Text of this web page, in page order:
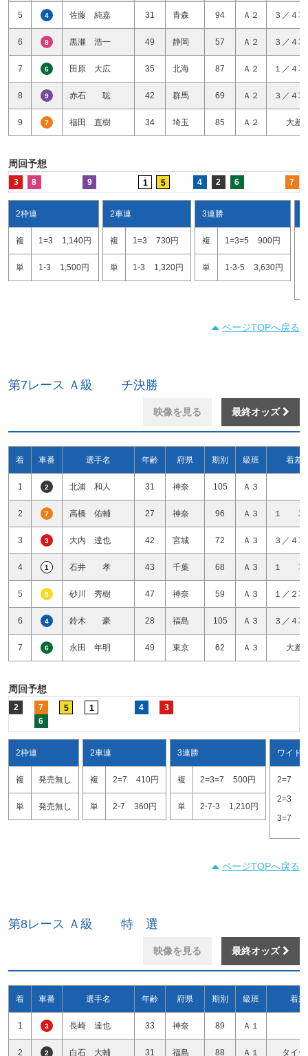
5 4 佐藤 純嘉 31 青森 94 Ａ２ ３／４
6 8 黒瀬 浩一 49 静岡 57 Ａ２ ３／４
7 6 田原 大広 35 北海 87 Ａ２ １／４
8 9 赤石 聡 42 群馬 69 Ａ２ ３／４
9 7 福田 直樹 34 埼玉 85 Ａ２ 大差
周回予想
3 8 9 1 5 4 2 6 7
2枠連
複 1=3 1,140円
単 1-3 1,500円
2車連
複 1=3 730円
単 1-3 1,320円
3連勝
複 1=3=5 900円
単 1-3-5 3,630円
ページTOPへ戻る
第7レース Ａ級 チ決勝
映像を見る 最終オッズ
着 車番 選手名 年齢 府県 期別 級班 着差
1 2 北浦 和人 31 神奈 105 Ａ３
2 7 高橋 佑輔 27 神奈 96 Ａ３ １ 車
3 3 大内 達也 42 宮城 72 Ａ３ ３／４
4 1 石井 孝 43 千葉 68 Ａ３ １ 車
5 5 砂川 秀樹 47 神奈 59 Ａ３ １／２
6 4 鈴木 豪 28 福島 105 Ａ３ ３／４
7 6 永田 年明 49 東京 62 Ａ３ 大差
周回予想
2 7 5 1 4
3
6
2枠連
複 発売無し
単 発売無し
2車連
複 2=7 410円
単 2-7 360円
3連勝
複 2=3=7 500円
単 2-7-3 1,210円
ワイド
2=7
2=3
3=7
ページTOPへ戻る
第8レース Ａ級 特 選
映像を見る 最終オッズ
着 車番 選手名 年齢 府県 期別 級班 着差
1 3 長崎 達也 33 神奈 89 Ａ１
2 2 白石 大輔 31 福島 88 Ａ１ タイ